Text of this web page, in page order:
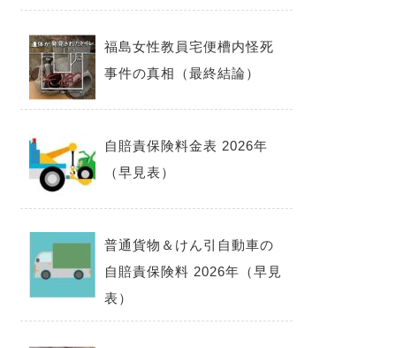
福島女性教員宅便槽内怪死
事件の真相（最終結論）
自賠責保険料金表 2026年
（早見表）
普通貨物＆けん引自動車の
自賠責保険料 2026年（早見
表）